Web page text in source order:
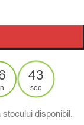
43
sec
disponibil.